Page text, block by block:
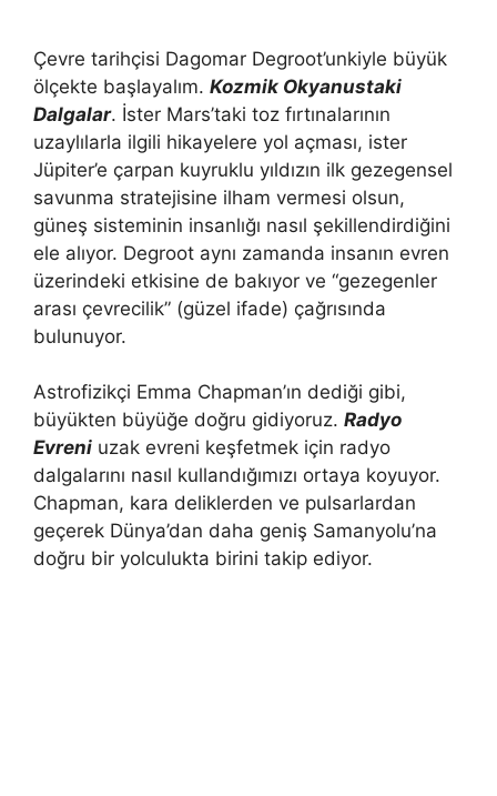
Çevre tarihçisi Dagomar Degroot’unkiyle büyük
ölçekte başlayalım. Kozmik Okyanustaki
Dalgalar. İster Mars’taki toz fırtınalarının
uzaylılarla ilgili hikayelere yol açması, ister
Jüpiter’e çarpan kuyruklu yıldızın ilk gezegensel
savunma stratejisine ilham vermesi olsun,
güneş sisteminin insanlığı nasıl şekillendirdiğini
ele alıyor. Degroot aynı zamanda insanın evren
üzerindeki etkisine de bakıyor ve “gezegenler
arası çevrecilik” (güzel ifade) çağrısında
bulunuyor.
Astrofizikçi Emma Chapman’ın dediği gibi,
büyükten büyüğe doğru gidiyoruz. Radyo
Evreni uzak evreni keşfetmek için radyo
dalgalarını nasıl kullandığımızı ortaya koyuyor.
Chapman, kara deliklerden ve pulsarlardan
geçerek Dünya’dan daha geniş Samanyolu’na
doğru bir yolculukta birini takip ediyor.